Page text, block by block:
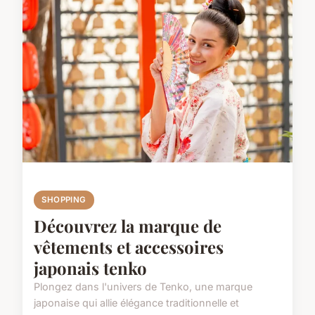
SHOPPING
Découvrez la marque de
vêtements et accessoires
japonais tenko
Plongez dans l'univers de Tenko, une marque
japonaise qui allie élégance traditionnelle et